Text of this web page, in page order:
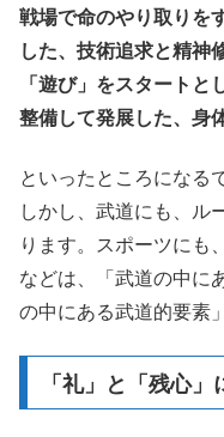
戦場で命のやり取りを
した、技術追求と精神
「遊び」をスタート
整備して発展した、身
といったところになる
しかし、武道にも、ル
ります。スポーツにも
などは、「武道の中に
の中にある武道的要素
「礼」と「残心